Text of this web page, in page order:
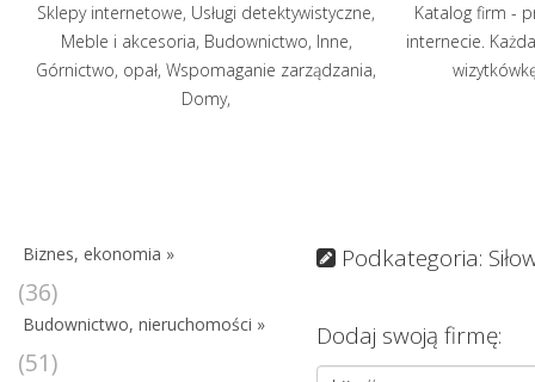
Sklepy internetowe, Usługi detektywistyczne,
Meble i akcesoria, Budownictwo, Inne,
Górnictwo, opał, Wspomaganie zarządzania,
Domy,
Katalog firm -
internecie.
Biznes, ekonomia »
(36)
Budownictwo, nieruchomości »
(51)
Podkategoria:
Dodaj swoją firmę: